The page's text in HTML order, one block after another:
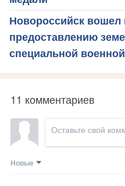
Новороссийск вошел
предоставлению
специальной
11 комментариев
Новые